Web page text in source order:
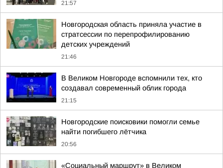
21:57
Новгородская область приняла участие в
стратсессии по перепрофилированию
детских учреждений
21:46
В Великом Новгороде вспомнили тех, кто
создавал современный облик города
21:15
Новгородские поисковики помогли семье
найти погибшего лётчика
20:56
«Социальный маршрут» в Великом